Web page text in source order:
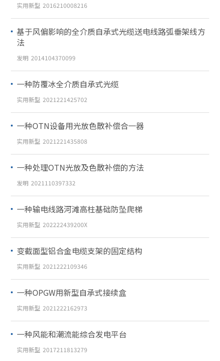
实用新型 2016210008216
基于风偏影响的全介质自承式光缆送电线路弧垂架线方
法
发明 2014104370099
一种防覆冰全介质自承式光缆
实用新型 2021221425702
一种OTN设备用光放色散补偿合一器
实用新型 2021221435808
一种处理OTN光放及色散补偿的方法
发明 2021110397332
一种输电线路河滩高柱基础防坠爬梯
实用新型 202222439200X
变截面型铝合金电缆支架的固定结构
实用新型 2021222109346
一种OPGW用新型自承式接续盒
实用新型 2021222162973
一种风能和潮流能综合发电平台
实用新型 2017211813279